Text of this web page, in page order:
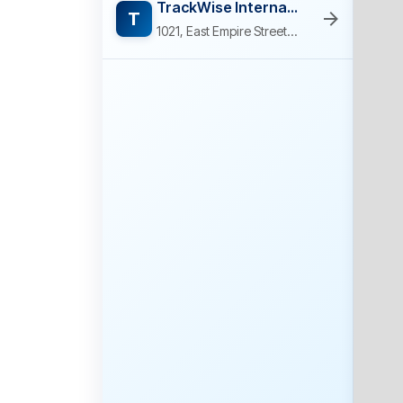
T
TrackWise International
1021, East Empire Street, Luna Park, San José, Santa Clara County, California, 95112, Estados Unidos de América